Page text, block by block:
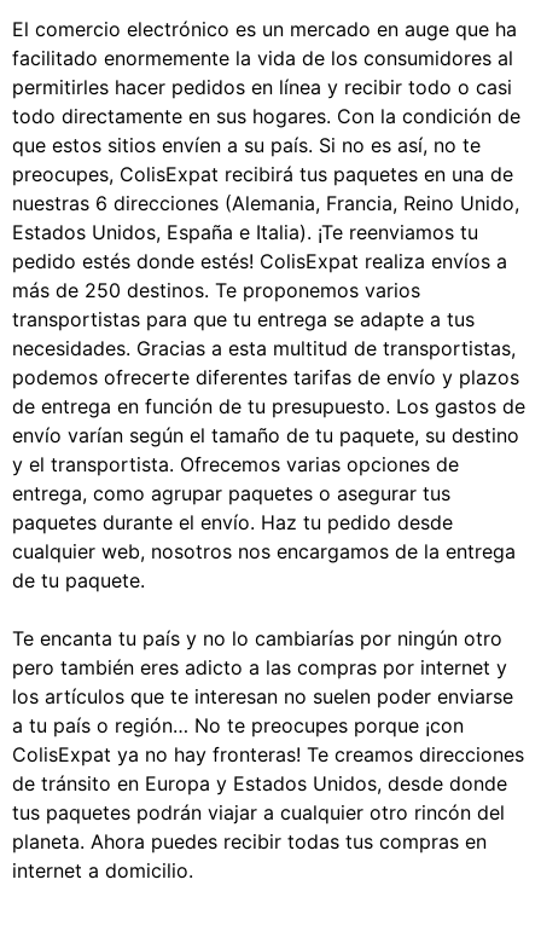
El comercio electrónico es un mercado en auge que ha
facilitado enormemente la vida de los consumidores al
permitirles hacer pedidos en línea y recibir todo o casi
todo directamente en sus hogares. Con la condición de
que estos sitios envíen a su país. Si no es así, no te
preocupes, ColisExpat recibirá tus paquetes en una de
nuestras 6 direcciones (Alemania, Francia, Reino Unido,
Estados Unidos, España e Italia). ¡Te reenviamos tu
pedido estés donde estés! ColisExpat realiza envíos a
más de 250 destinos. Te proponemos varios
transportistas para que tu entrega se adapte a tus
necesidades. Gracias a esta multitud de transportistas,
podemos ofrecerte diferentes tarifas de envío y plazos
de entrega en función de tu presupuesto. Los gastos de
envío varían según el tamaño de tu paquete, su destino
y el transportista. Ofrecemos varias opciones de
entrega, como agrupar paquetes o asegurar tus
paquetes durante el envío. Haz tu pedido desde
cualquier web, nosotros nos encargamos de la entrega
de tu paquete.
Te encanta tu país y no lo cambiarías por ningún otro
pero también eres adicto a las compras por internet y
los artículos que te interesan no suelen poder enviarse
a tu país o región… No te preocupes porque ¡con
ColisExpat ya no hay fronteras! Te creamos direcciones
de tránsito en Europa y Estados Unidos, desde donde
tus paquetes podrán viajar a cualquier otro rincón del
planeta. Ahora puedes recibir todas tus compras en
internet a domicilio.